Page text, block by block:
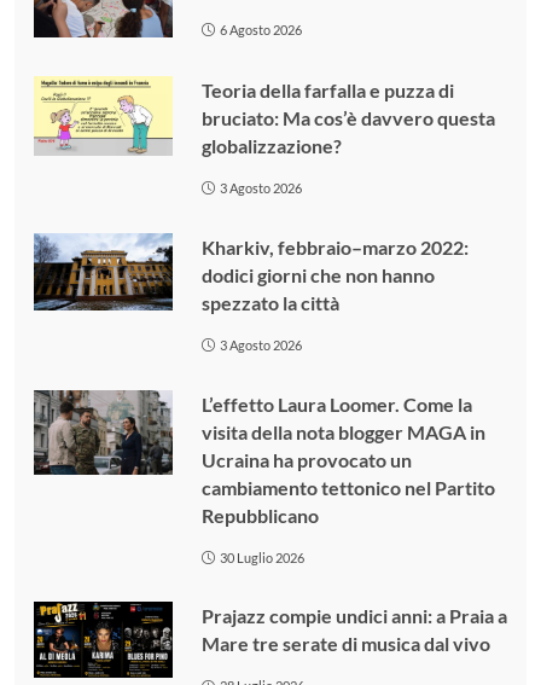
6 Agosto 2026
Teoria della farfalla e puzza di
bruciato: Ma cos’è davvero questa
globalizzazione?
3 Agosto 2026
Kharkiv, febbraio–marzo 2022:
dodici giorni che non hanno
spezzato la città
3 Agosto 2026
L’effetto Laura Loomer. Come la
visita della nota blogger MAGA in
Ucraina ha provocato un
cambiamento tettonico nel Partito
Repubblicano
30 Luglio 2026
Prajazz compie undici anni: a Praia a
Mare tre serate di musica dal vivo